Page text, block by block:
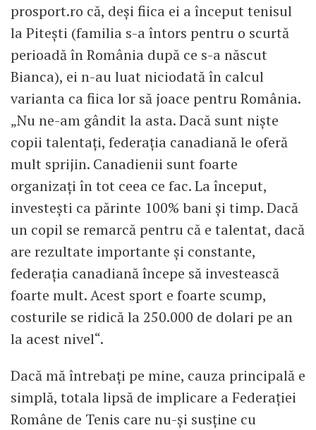
prosport.ro că, deşi fiica ei a început tenisul
la Piteşti (familia s-a întors pentru o scurtă
perioadă în România după ce s-a născut
Bianca), ei n-au luat niciodată în calcul
varianta ca fiica lor să joace pentru România.
„Nu ne-am gândit la asta. Dacă sunt nişte
copii talentaţi, federaţia canadiană le oferă
mult sprijin. Canadienii sunt foarte
organizaţi în tot ceea ce fac. La început,
investeşti ca părinte 100% bani şi timp. Dacă
un copil se remarcă pentru că e talentat, dacă
are rezultate importante şi constante,
federaţia canadiană începe să investească
foarte mult. Acest sport e foarte scump,
costurile se ridică la 250.000 de dolari pe an
la acest nivel“.
Dacă mă întrebați pe mine, cauza principală e
simplă, totala lipsă de implicare a Federației
Române de Tenis care nu-și susține cu